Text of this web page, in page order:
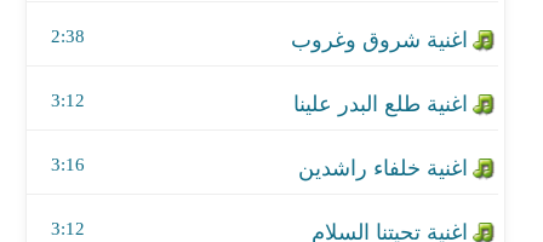
2:38
3:12
3:16
3:12